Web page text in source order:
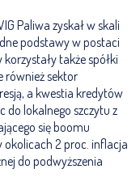
Paliwa zyskał w skali
podstawy w postaci
także spółki
również sektor
a kwestia kredytów
do lokalnego szczytu z
się boomu
okolicach 2 proc. inflacja
do podwyższenia